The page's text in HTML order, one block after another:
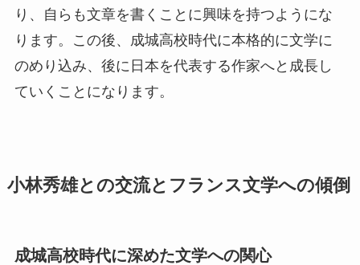
り、自らも文章を書くことに興味を持つようにな
ります。この後、成城高校時代に本格的に文学に
のめり込み、後に日本を代表する作家へと成長し
ていくことになります。
小林秀雄との交流とフランス文学への傾倒
成城高校時代に深めた文学への関心